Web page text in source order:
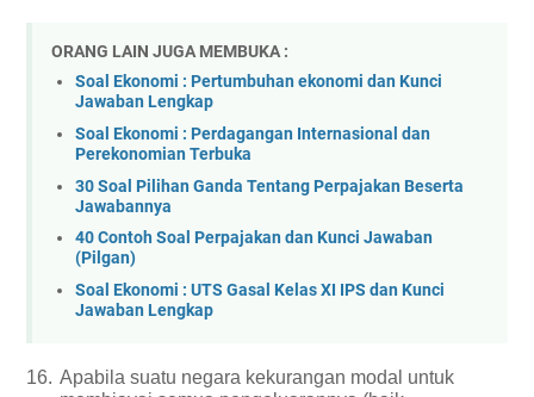
ORANG LAIN JUGA MEMBUKA :
Soal Ekonomi : Pertumbuhan ekonomi dan Kunci
Jawaban Lengkap
Soal Ekonomi : Perdagangan Internasional dan
Perekonomian Terbuka
30 Soal Pilihan Ganda Tentang Perpajakan Beserta
Jawabannya
40 Contoh Soal Perpajakan dan Kunci Jawaban
(Pilgan)
Soal Ekonomi : UTS Gasal Kelas XI IPS dan Kunci
Jawaban Lengkap
16. Apabila suatu negara kekurangan modal untuk